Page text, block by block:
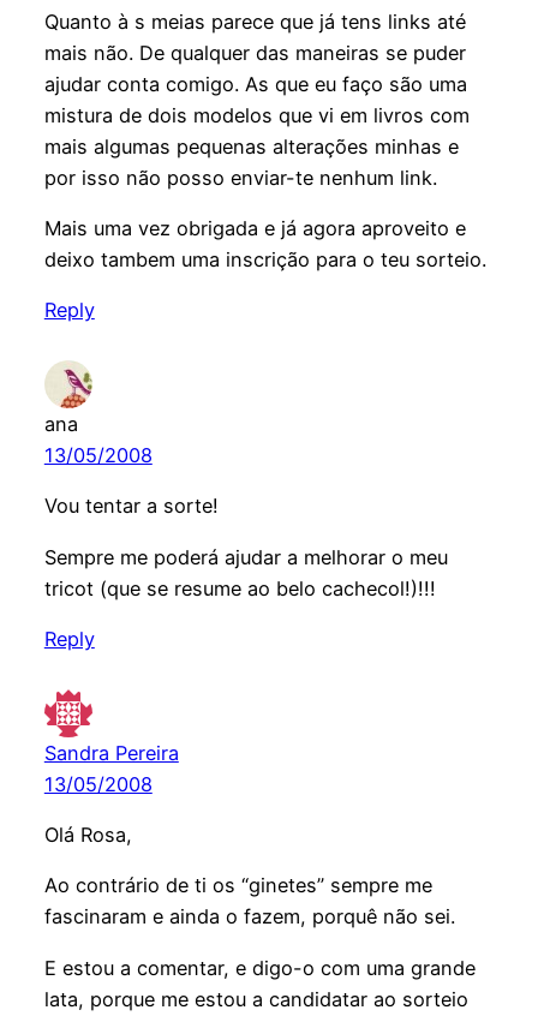
Quanto à s meias parece que já tens links até
mais não. De qualquer das maneiras se puder
ajudar conta comigo. As que eu faço são uma
mistura de dois modelos que vi em livros com
mais algumas pequenas alterações minhas e
por isso não posso enviar-te nenhum link.
Mais uma vez obrigada e já agora aproveito e
deixo tambem uma inscrição para o teu sorteio.
Reply
ana
13/05/2008
Vou tentar a sorte!
Sempre me poderá ajudar a melhorar o meu
tricot (que se resume ao belo cachecol!)!!!
Reply
Sandra Pereira
13/05/2008
Olá Rosa,
Ao contrário de ti os “ginetes” sempre me
fascinaram e ainda o fazem, porquê não sei.
E estou a comentar, e digo-o com uma grande
lata, porque me estou a candidatar ao sorteio